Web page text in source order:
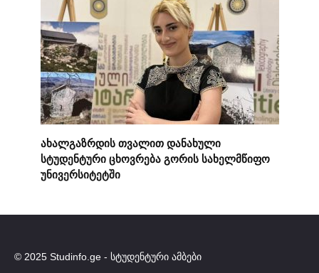
ახალგაზრდის თვალით დანახული
სტუდენტური ცხოვრება გორის სახელმწიფო
უნივერსიტეტში
© 2025 Studinfo.ge - სტუდენტური ამბები